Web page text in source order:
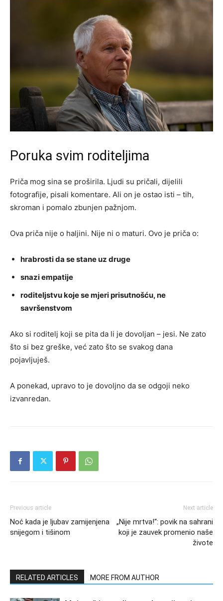
Poruka svim roditeljima
Priča mog sina se proširila. Ljudi su pričali, dijelili
fotografije, pisali komentare. Ali on je ostao isti – tih,
skroman i pomalo zbunjen pažnjom.
Ova priča nije o haljini. Nije ni o maturi. Ovo je priča o:
hrabrosti da se stane uz druge
snazi empatije
roditeljstvu koje se mjeri prisutnošću, ne
savršenstvom
Ako si roditelj koji se pita da li je dovoljan – jesi. Ne zato
što si bez greške, već zato što se svakog dana
pojavljuješ.
A ponekad, upravo to je dovoljno da se odgoji neko
izvanredan.
Previous article
Noć kada je ljubav zamijenjena
snijegom i tišinom
Next article
„Nije mrtva!“: povik na sahrani
koji je zauvek promenio naše
živote
RELATED ARTICLES MORE FROM AUTHOR